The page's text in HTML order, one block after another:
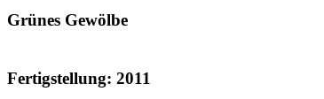
Grünes Gewölbe
Fertigstellung: 2011